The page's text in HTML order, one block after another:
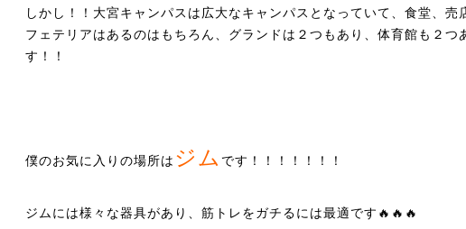
しかし！！大宮キャンパスは広大なキャンパスとなっていて、食堂、売
フェテリアはあるのはもちろん、グランドは２つもあり、体育館も２つ
す！！
僕のお気に入りの場所は ジム です！！！！！！！
ジムには様々な器具があり、筋トレをガチるには最適です🔥🔥🔥